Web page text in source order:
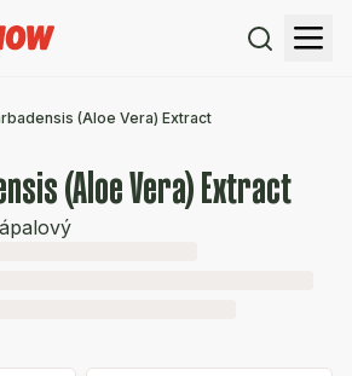
(Aloe Vera) Extract
(Aloe Vera) Extract